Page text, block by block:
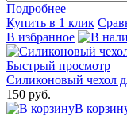
Подробнее
Купить в 1 клик
В избранное
Быстрый просмотр
Силиконовый чехол
150 руб.
В